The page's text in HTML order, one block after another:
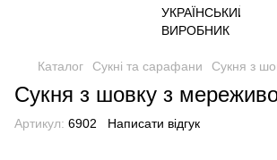
Каталог Сукні та сарафани Сукня з
Сукня з шовку з
Артикул: 6902 Написати відгук